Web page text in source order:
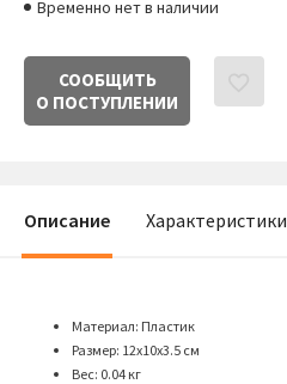
Временно нет в наличии
СООБЩИТЬ
О ПОСТУПЛЕНИИ
Описание Характеристики
Материал: Пластик
Размер: 12х10х3.5 см
Вес: 0.04 кг